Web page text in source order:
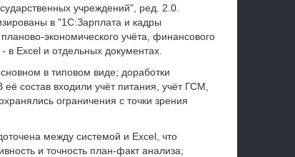
учреждений", ред. 2.0.
в "1С:Зарплата и кадры
учёта, финансового
Excel и отдельных документах.
в типовом виде; доработки
состав входили учёт питания, учёт ГСМ,
ограничения с точки зрения
между системой и Excel, что
и точность план‑факт анализа;